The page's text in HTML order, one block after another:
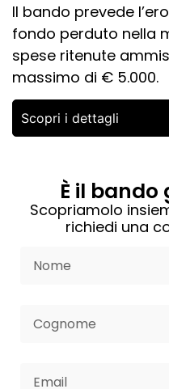
Il bando prevede
fondo perduto nella
spese ritenute
massimo di € 5.000.
Scopri i dettagli
È il bando
Scopriamolo
richiedi una